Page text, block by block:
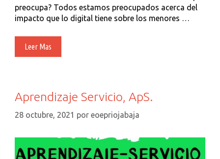
preocupa? Todos estamos preocupados acerca del
impacto que lo digital tiene sobre los menores …
Leer Mas
Digital
Aprendizaje Servicio, ApS.
28 octubre, 2021 por eoepriojabaja